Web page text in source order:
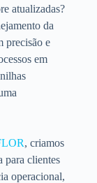
atualizadas?
da
precisão e
em
, criamos
para clientes
operacional,